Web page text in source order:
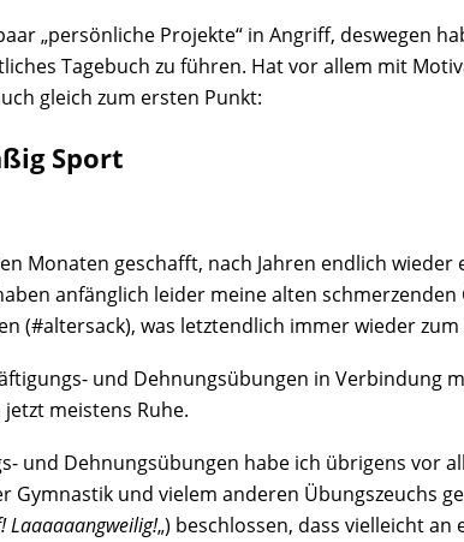
„persönliche Projekte“ in Angriff, deswegen
Tagebuch zu führen. Hat vor allem mit
gleich zum ersten Punkt:
Sport
Monaten geschafft, nach Jahren endlich
anfänglich leider meine alten
(#altersack), was letztendlich immer wieder
und Dehnungsübungen in Verbindung
meistens Ruhe.
und Dehnungsübungen habe ich übrigens vor
Gymnastik und vielem anderen Übungszeuchs
Laaaaaangweilig!„) beschlossen, dass vielleicht